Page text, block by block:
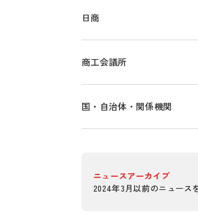
日商
商工会議所
国・自治体・関係機関
ニュースアーカイブ
2024年3月以前のニュース